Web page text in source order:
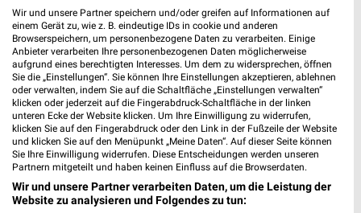
Wir und unsere Partner speichern und/oder greifen auf Informationen auf
einem Gerät zu, wie z. B. eindeutige IDs in cookie und anderen
Browserspeichern, um personenbezogene Daten zu verarbeiten. Einige
Anbieter verarbeiten Ihre personenbezogenen Daten möglicherweise
aufgrund eines berechtigten Interesses. Um dem zu widersprechen, öffnen
Sie die „Einstellungen“. Sie können Ihre Einstellungen akzeptieren, ablehnen
oder verwalten, indem Sie auf die Schaltfläche „Einstellungen verwalten“
klicken oder jederzeit auf die Fingerabdruck-Schaltfläche in der linken
unteren Ecke der Website klicken. Um Ihre Einwilligung zu widerrufen,
klicken Sie auf den Fingerabdruck oder den Link in der Fußzeile der Website
und klicken Sie auf den Menüpunkt „Meine Daten“. Auf dieser Seite können
Sie Ihre Einwilligung widerrufen. Diese Entscheidungen werden unseren
Partnern mitgeteilt und haben keinen Einfluss auf die Browserdaten.
Wir und unsere Partner verarbeiten Daten, um die Leistung der
Website zu analysieren und Folgendes zu tun: